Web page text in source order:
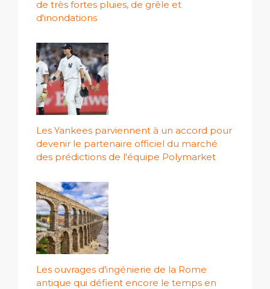
de très fortes pluies, de grêle et
d'inondations
Les Yankees parviennent à un accord pour
devenir le partenaire officiel du marché
des prédictions de l'équipe Polymarket
Les ouvrages d'ingénierie de la Rome
antique qui défient encore le temps en